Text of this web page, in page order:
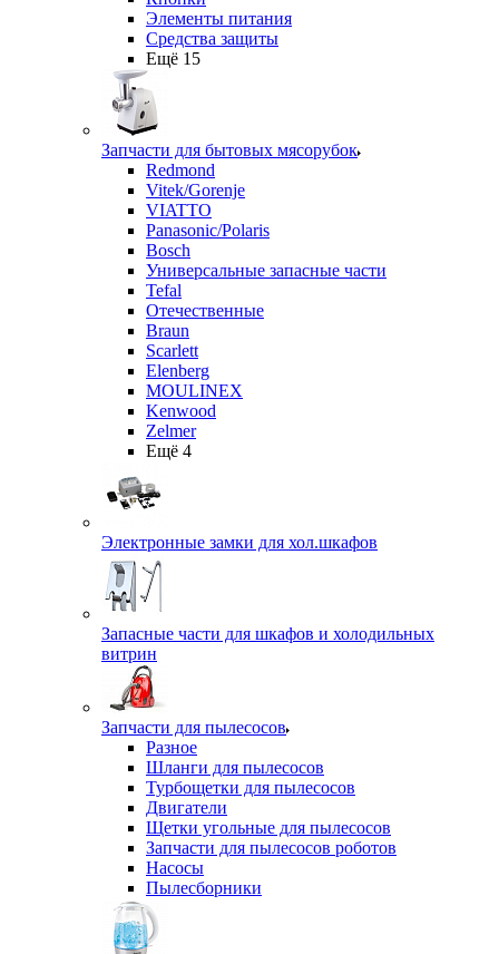
Элементы питания
Средства защиты
Ещё 15
Запчасти для бытовых мясорубок
Redmond
Vitek/Gorenje
VIATTO
Panasonic/Polaris
Bosch
Универсальные запасные части
Tefal
Отечественные
Braun
Scarlett
Elenberg
MOULINEX
Kenwood
Zelmer
Ещё 4
Электронные замки для хол.шкафов
Запасные части для шкафов и холодильных
витрин
Запчасти для пылесосов
Разное
Шланги для пылесосов
Турбощетки для пылесосов
Двигатели
Щетки угольные для пылесосов
Запчасти для пылесосов роботов
Насосы
Пылесборники